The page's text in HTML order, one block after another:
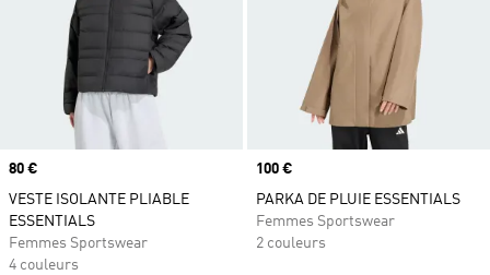
Prix
80 €
VESTE ISOLANTE PLIABLE
ESSENTIALS
Femmes Sportswear
4 couleurs
Prix
100 €
PARKA DE PLUIE ESSENTIALS
Femmes Sportswear
2 couleurs